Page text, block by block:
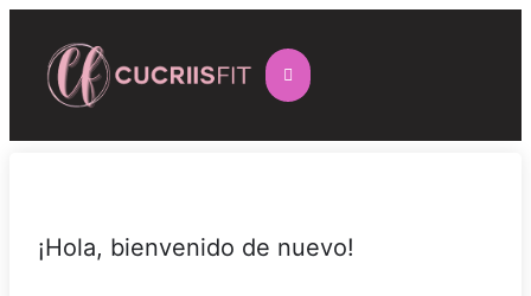
¡Hola, bienvenido de nuevo!